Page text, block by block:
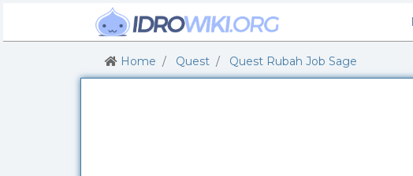
Home Quest Quest Rubah Job Sage